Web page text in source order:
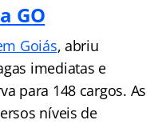
GO
Goiás, abriu
imediatas e
para 148 cargos. As
níveis de